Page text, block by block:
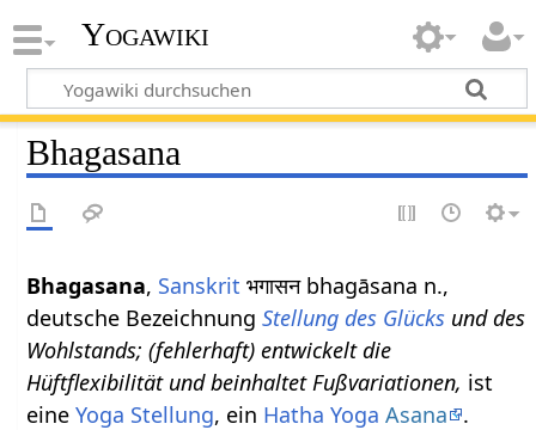
Yogawiki
Bhagasana
Bhagasana, Sanskrit भगासन bhagāsana n.,
deutsche BezeichnungStellung des Glücks und des
Wohlstands; (fehlerhaft) entwickelt die
Hüftflexibilität und beinhaltet Fußvariationen, ist
eineYoga Stellung, ein Hatha Yoga Asana
.